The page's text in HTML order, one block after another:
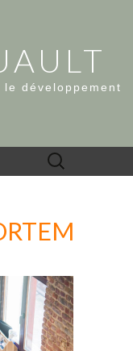
développement
Rechercher :